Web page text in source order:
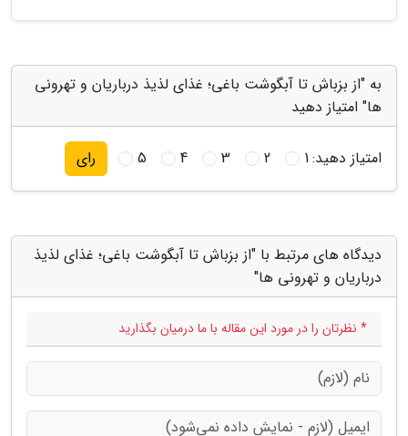
به "از بزباش تا آبگوشت باغی؛ غذای لذیذ درباریان و تهرونی
ها" امتیاز دهید
امتیاز دهید:1
2
3
4
5 رای
دیدگاه های مرتبط با "از بزباش تا آبگوشت باغی؛ غذای لذیذ
درباریان و تهرونی ها"
* نظرتان را در مورد این مقاله با ما درمیان بگذارید